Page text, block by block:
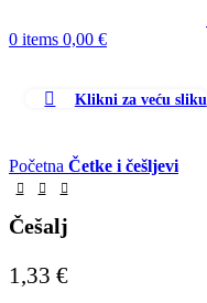
0 items 0,00 €
Klikni za veću sliku
Početna Četke i češljevi
Češalj
1,33 €